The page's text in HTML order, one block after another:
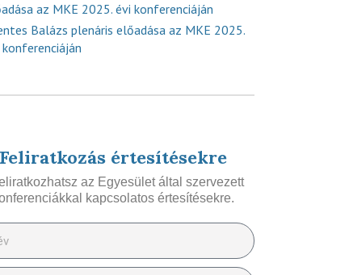
az MKE 2025. évi konferenciáján
Balázs plenáris előadása az MKE 2025.
Feliratkozás értesítésekre
az Egyesület által szervezett
kapcsolatos értesítésekre.